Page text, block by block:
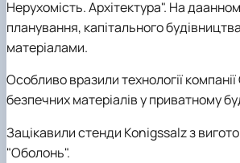
Екологічно чисте будівництво
Особливі та аварійні впливи на
Нерухомість. Архітектура". На
планування, капітального
матеріалами.
Особливо вразили технології
безпечних матеріалів у приватному
Зацікавили стенди Konigssalz з
"Оболонь".